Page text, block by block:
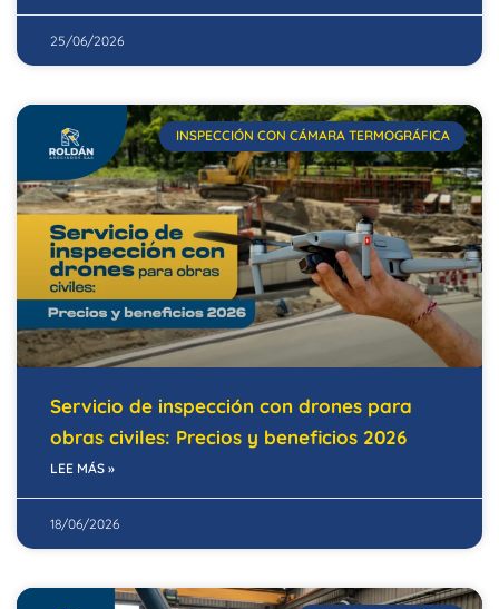
25/06/2026
INSPECCIÓN CON CÁMARA TERMOGRÁFICA
Servicio de inspección con drones para
obras civiles: Precios y beneficios 2026
LEE MÁS »
18/06/2026